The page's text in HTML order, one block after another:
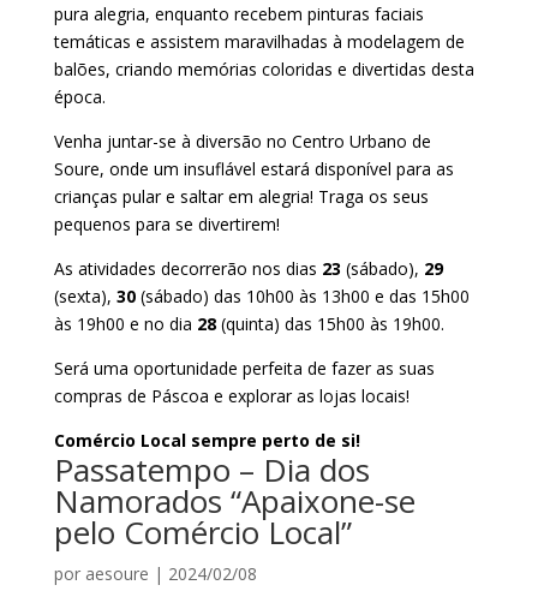
pura alegria, enquanto recebem pinturas faciais
temáticas e assistem maravilhadas à modelagem de
balões, criando memórias coloridas e divertidas desta
época.
Venha juntar-se à diversão no Centro Urbano de
Soure, onde um insuflável estará disponível para as
crianças pular e saltar em alegria! Traga os seus
pequenos para se divertirem!
As atividades decorrerão nos dias 23 (sábado), 29
(sexta), 30 (sábado) das 10h00 às 13h00 e das 15h00
às 19h00 e no dia 28 (quinta) das 15h00 às 19h00.
Será uma oportunidade perfeita de fazer as suas
compras de Páscoa e explorar as lojas locais!
Comércio Local sempre perto de si!
Passatempo – Dia dos
Namorados “Apaixone-se
pelo Comércio Local”
por aesoure | 2024/02/08